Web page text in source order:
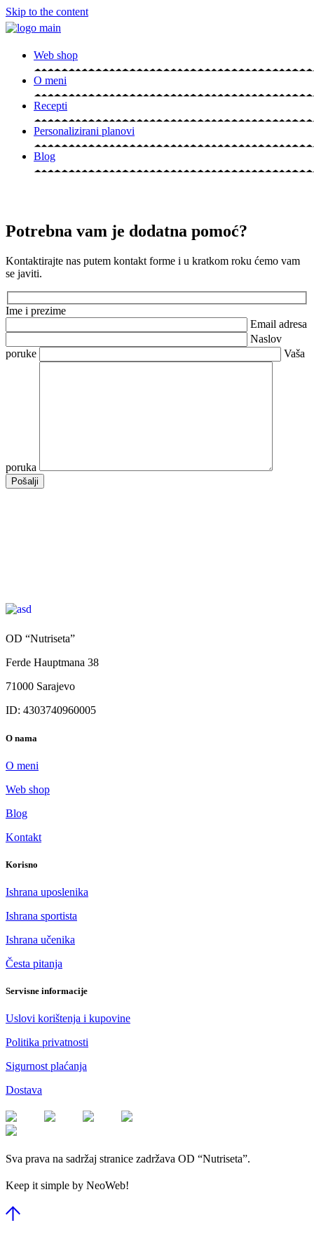
Skip to the content
Web shop
O meni
Recepti
Personalizirani planovi
Blog
Potrebna vam je dodatna pomoć?
Kontaktirajte nas putem kontakt forme i u kratkom roku ćemo vam
se javiti.
Ime i prezime
Email adresa
Naslov
poruke
Vaša
poruka
Pošalji
OD “Nutriseta”
Ferde Hauptmana 38
71000 Sarajevo
ID: 4303740960005
O nama
O meni
Web shop
Blog
Kontakt
Korisno
Ishrana uposlenika
Ishrana sportista
Ishrana učenika
Česta pitanja
Servisne informacije
Uslovi korištenja i kupovine
Politika privatnosti
Sigurnost plaćanja
Dostava
Sva prava na sadržaj stranice zadržava OD “Nutriseta”.
Keep it simple by NeoWeb!